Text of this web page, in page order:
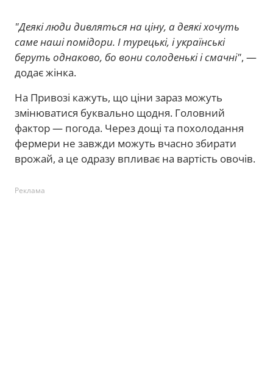
"Деякі люди дивляться на ціну, а деякі хочуть
саме наші помідори. І турецькі, і українські
беруть однаково, бо вони солоденькі і смачні", —
додає жінка.
На Привозі кажуть, що ціни зараз можуть
змінюватися буквально щодня. Головний
фактор — погода. Через дощі та похолодання
фермери не завжди можуть вчасно збирати
врожай, а це одразу впливає на вартість овочів.
Реклама